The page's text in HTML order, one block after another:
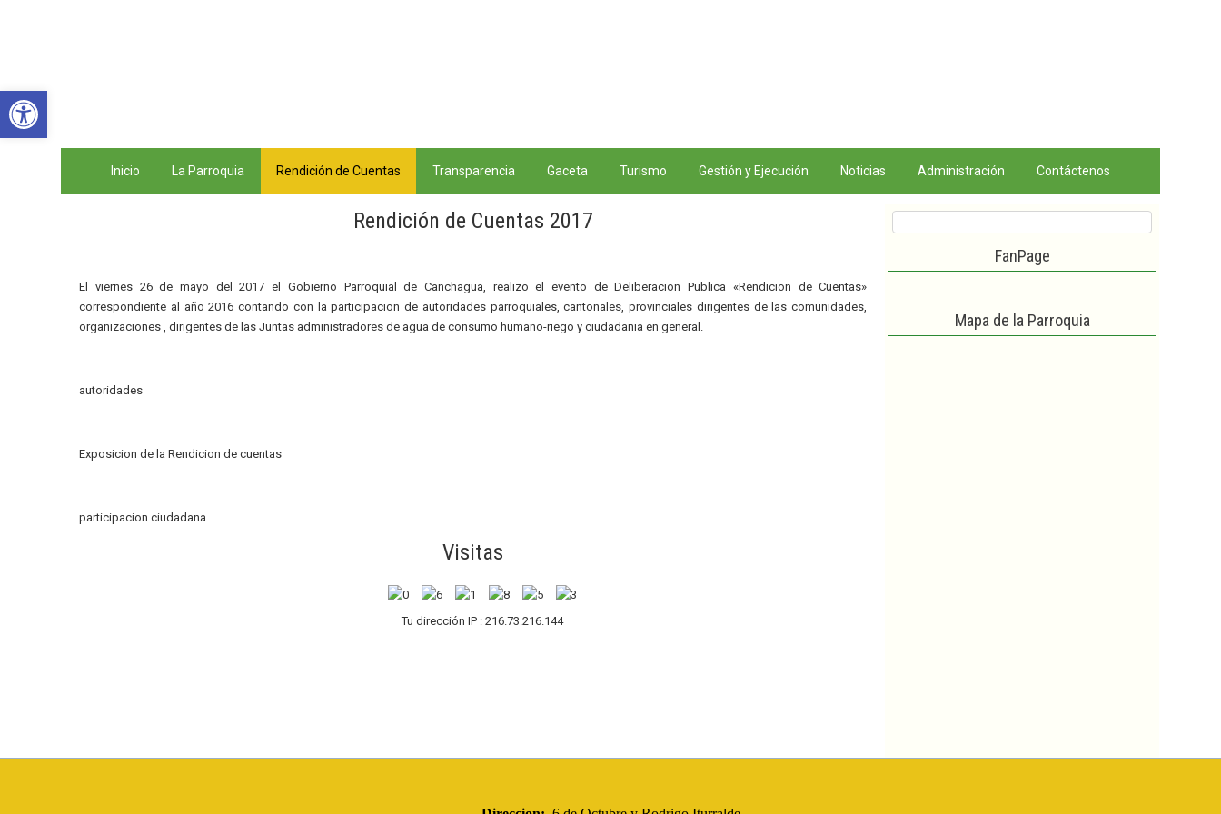
Inicio La Parroquia Rendición de Cuentas Transparencia Gaceta Turismo Gestión y Ejecución Noticias Administración Contáctenos
Rendición de Cuentas 2017
El viernes 26 de mayo del 2017 el Gobierno Parroquial de Canchagua, realizo el evento de Deliberacion Publica «Rendicion de Cuentas»
correspondiente al año 2016 contando con la participacion de autoridades parroquiales, cantonales, provinciales dirigentes de las comunidades,
organizaciones , dirigentes de las Juntas administradores de agua de consumo humano-riego y ciudadania en general.
autoridades
Exposicion de la Rendicion de cuentas
participacion ciudadana
Visitas
Tu dirección IP : 216.73.216.144
FanPage
Mapa de la Parroquia
Abrir barra de herramientas